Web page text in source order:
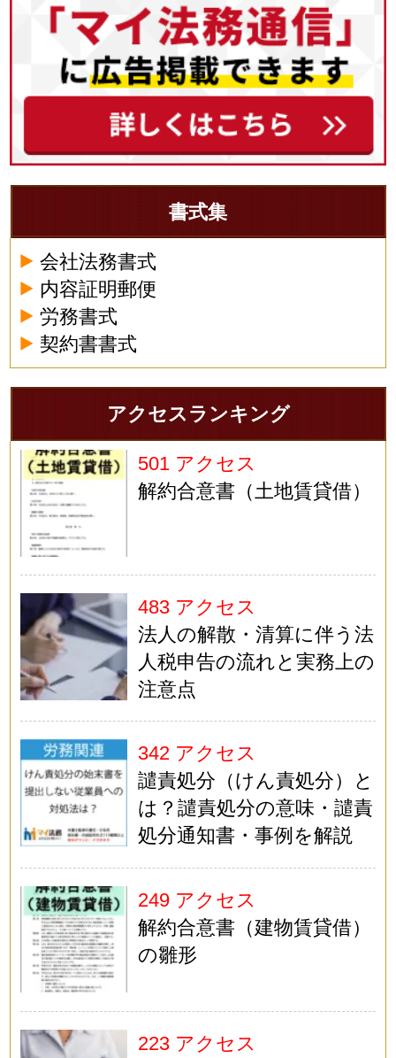
書式集
会社法務書式
内容証明郵便
労務書式
契約書書式
アクセスランキング
501 アクセス
解約合意書（土地賃貸借）
483 アクセス
法人の解散・清算に伴う法
人税申告の流れと実務上の
注意点
342 アクセス
譴責処分（けん責処分）と
は？譴責処分の意味・譴責
処分通知書・事例を解説
249 アクセス
解約合意書（建物賃貸借）
の雛形
223 アクセス